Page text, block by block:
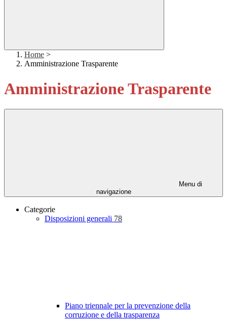
Home >
Amministrazione Trasparente
Amministrazione Trasparente
Menu di
navigazione
Categorie
Disposizioni generali 78
Piano triennale per la prevenzione della
corruzione e della trasparenza